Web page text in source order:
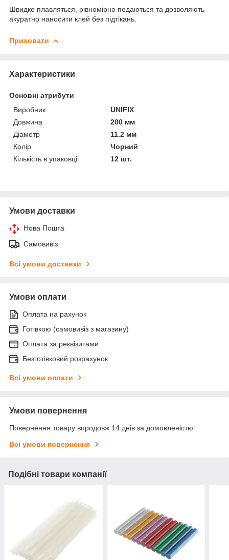
Швидко плавляться, рівномірно подаються та дозволяють
акуратно наносити клей без підтікань.
Приховати
Характеристики
Основні атрибути
Виробник
UNIFIX
Довжина
200 мм
Діаметр
11.2 мм
Колір
Чорний
Кількість в упаковці
12 шт.
Умови доставки
Нова Пошта
Самовивіз
Всі умови доставки
Умови оплати
Оплата на рахунок
Готівкою (самовивіз з магазину)
Оплата за реквізитами
Безготівковий розрахунок
Всі умови оплати
Умови повернення
Повернення товару впродовж 14 днів за домовленістю
Всі умови повернення
Подібні товари компанії